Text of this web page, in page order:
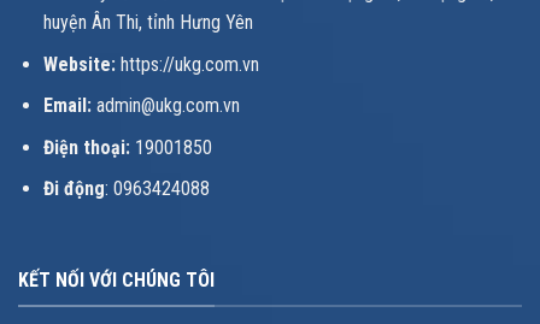
huyện Ân Thi, tỉnh Hưng Yên
Website: https://ukg.com.vn
Email: admin@ukg.com.vn
Điện thoại: 19001850
Đi động: 0963424088
KẾT NỐI VỚI CHÚNG TÔI